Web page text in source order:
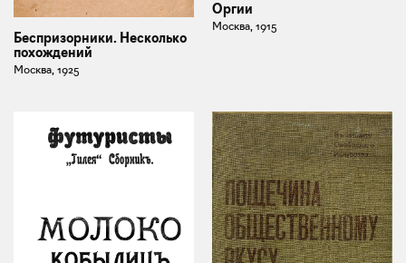
Беспризорники. Несколько
похождений
Москва, 1925
Оргии
Москва, 1915